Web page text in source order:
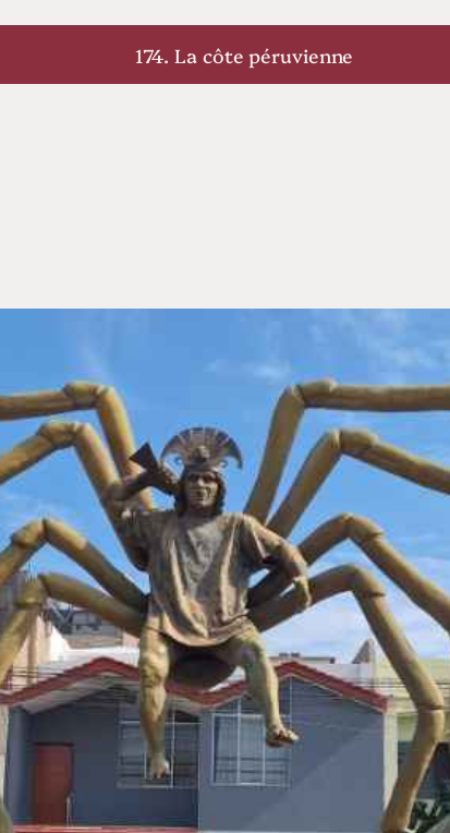
174. La côte péruvienne